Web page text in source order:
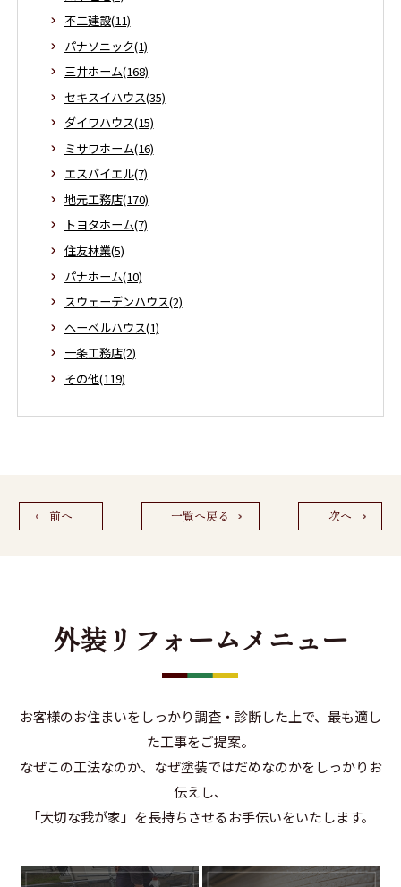
不二建設(11)
パナソニック(1)
三井ホーム(168)
セキスイハウス(35)
ダイワハウス(15)
ミサワホーム(16)
エスバイエル(7)
地元工務店(170)
トヨタホーム(7)
住友林業(5)
パナホーム(10)
スウェーデンハウス(2)
ヘーベルハウス(1)
一条工務店(2)
その他(119)
前へ 一覧へ戻る 次へ
外装リフォームメニュー
お客様のお住まいをしっかり調査・診断した上で、最も適し
た工事をご提案。
なぜこの工法なのか、なぜ塗装ではだめなのかをしっかりお
伝えし、
「大切な我が家」を長持ちさせるお手伝いをいたします。